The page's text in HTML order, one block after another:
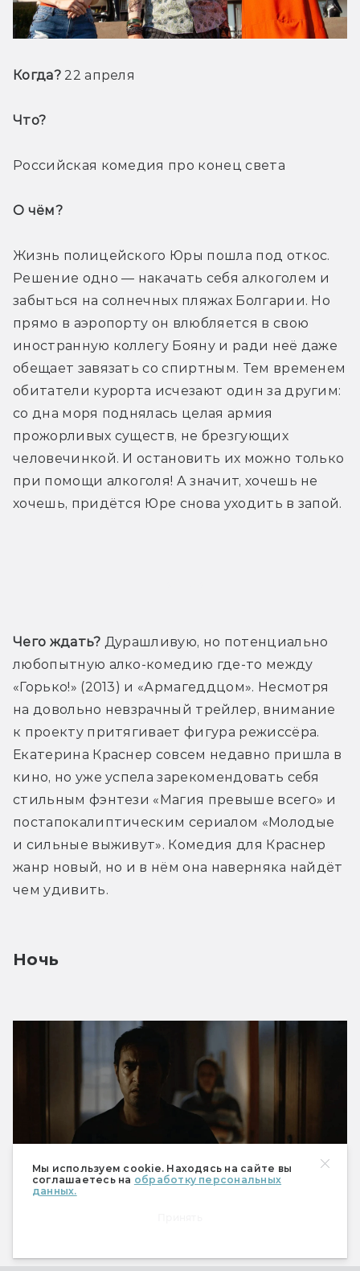
Мы используем cookie. Находясь на сайте вы
соглашаетесь на обработку персональных
данных.
Когда? 22 апреля
Что?
Российская комедия про конец света
О чём?
Жизнь полицейского Юры пошла под откос.
Решение одно — накачать себя алкоголем и
забыться на солнечных пляжах Болгарии. Но
прямо в аэропорту он влюбляется в свою
иностранную коллегу Бояну и ради неё даже
обещает завязать со спиртным. Тем временем
обитатели курорта исчезают один за другим:
со дна моря поднялась целая армия
прожорливых существ, не брезгующих
человечинкой. И остановить их можно только
при помощи алкоголя! А значит, хочешь не
хочешь, придётся Юре снова уходить в запой.
Чего ждать? Дурашливую, но потенциально
любопытную алко-комедию где-то между
«Горько!» (2013) и «Армагеддцом». Несмотря
на довольно невзрачный трейлер, внимание
к проекту притягивает фигура режиссёра.
Екатерина Краснер совсем недавно пришла в
кино, но уже успела зарекомендовать себя
стильным фэнтези «Магия превыше всего» и
постапокалиптическим сериалом «Молодые
и сильные выживут». Комедия для Краснер
жанр новый, но и в нём она наверняка найдёт
чем удивить.
Ночь
The Night